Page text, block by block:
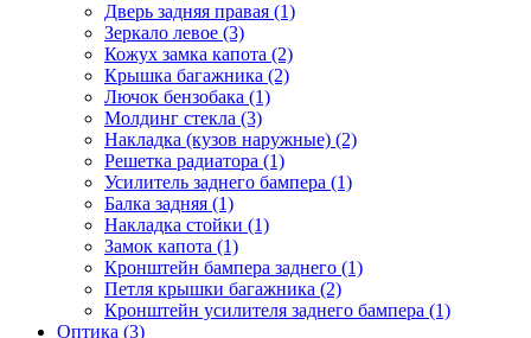
Дверь задняя правая (1)
Зеркало левое (3)
Кожух замка капота (2)
Крышка багажника (2)
Лючок бензобака (1)
Молдинг стекла (3)
Накладка (кузов наружные) (2)
Решетка радиатора (1)
Усилитель заднего бампера (1)
Балка задняя (1)
Накладка стойки (1)
Замок капота (1)
Кронштейн бампера заднего (1)
Петля крышки багажника (2)
Кронштейн усилителя заднего бампера (1)
Оптика (3)